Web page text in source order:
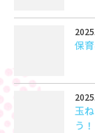
保
玉
う